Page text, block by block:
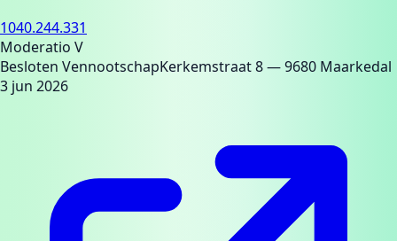
1040.244.331
Moderatio V
Besloten VennootschapKerkemstraat 8— 9680 Maarkedal
3 jun 2026